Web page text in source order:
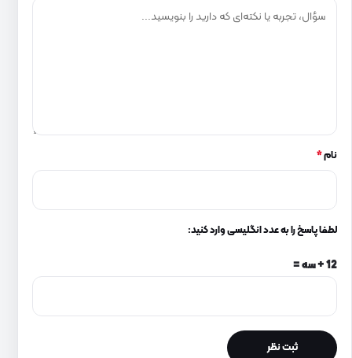
نام*
لطفا پاسخ را به عدد انگلیسی وارد کنید:
12 + سه =